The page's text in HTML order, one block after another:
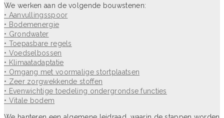
We werken aan de volgende bouwstenen:
• Aanvullingsspoor
• Bodemenergie
• Grondwater
• Toepasbare regels
• Voedselbossen
• Klimaatadaptatie
• Omgang met voormalige stortplaatsen
• Zeer zorgwekkende stoffen
• Evenwichtige toedeling ondergrondse functies
• Vitale bodem